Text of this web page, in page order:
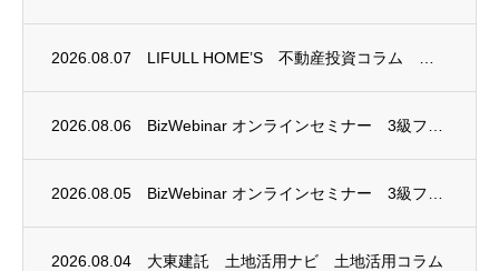
2026.08.07
2026.08.06
2026.08.05
2026.08.04 大東建託 土地活用ナビ 土地活用コラム